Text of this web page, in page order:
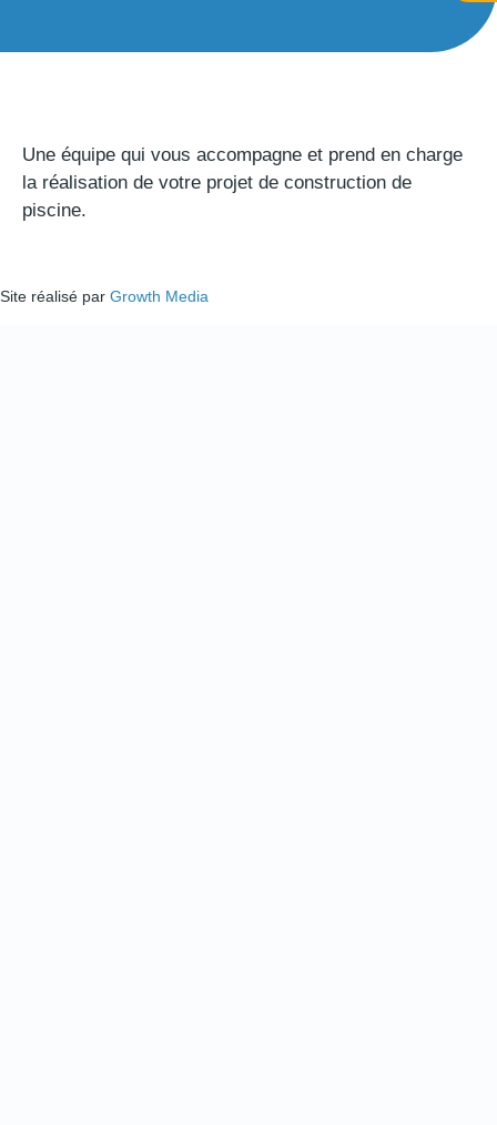
Une équipe qui vous accompagne et prend en charge
la réalisation de votre projet de construction de
piscine.
Site réalisé par Growth Media